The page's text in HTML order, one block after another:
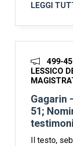
LEGGI
499-
LESSICO
Gagarin
51;
Il testo,